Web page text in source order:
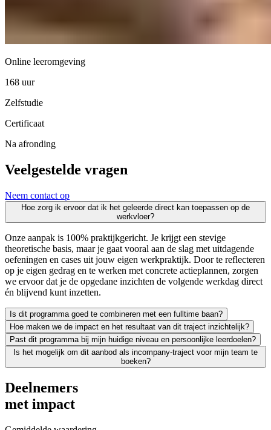
Online leeromgeving
168 uur
Zelfstudie
Certificaat
Na afronding
Veelgestelde vragen
Neem contact op
Hoe zorg ik ervoor dat ik het geleerde direct kan toepassen op de
werkvloer?
Onze aanpak is 100% praktijkgericht. Je krijgt een stevige
theoretische basis, maar je gaat vooral aan de slag met uitdagende
oefeningen en cases uit jouw eigen werkpraktijk. Door te reflecteren
op je eigen gedrag en te werken met concrete actieplannen, zorgen
we ervoor dat je de opgedane inzichten de volgende werkdag direct
én blijvend kunt inzetten.
Is dit programma goed te combineren met een fulltime baan?
Zeker. We leiden uitsluitend werkende professionals op en weten
Hoe maken we de impact en het resultaat van dit traject inzichtelijk?
Leren moet leiden tot merkbaar resultaat; voor jezelf én voor je
Past dit programma bij mijn huidige niveau en persoonlijke leerdoelen?
We vinden het essentieel dat je een traject kiest dat écht bij je past
Is het mogelijk om dit aanbod als incompany-traject voor mijn team te
boeken?
Absoluut. Vrijwel al onze trainingen en opleidingen kunnen we
Deelnemers
met impact